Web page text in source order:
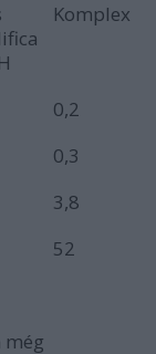
Komplex
0,2
0,3
3,8
52